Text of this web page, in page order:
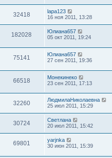
32418
lapa123
16 ноя 2011, 13:28
182028
Юлиана657
05 окт 2011, 19:24
75141
Юлиана657
27 сен 2011, 19:36
66518
Монекинеко
23 сен 2011, 17:13
32260
ЛюдмилаНиколаевна
25 июл 2011, 15:29
30724
Светлана
20 июл 2011, 15:42
69801
yarjnka
30 июн 2011, 15:39